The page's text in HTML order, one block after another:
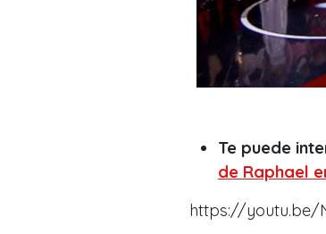
Te puede
de Raphael
https://youtu.be/